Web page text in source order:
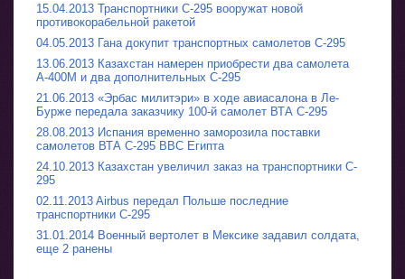
15.04.2013 Транспортники C-295 вооружат новой
противокорабельной ракетой
04.05.2013 Гана докупит транспортных самолетов C-295
13.06.2013 Казахстан намерен приобрести два самолета
А-400М и два дополнительных C-295
21.06.2013 «Эрбас милитэри» в ходе авиасалона в Ле-
Бурже передала заказчику 100-й самолет ВТА C-295
28.08.2013 Испания временно заморозила поставки
самолетов ВТА C-295 ВВС Египта
24.10.2013 Казахстан увеличил заказ на транспортники C-
295
02.11.2013 Airbus передал Польше последние
транспортники C-295
31.01.2014 Военный вертолет в Мексике задавил солдата,
еще 2 ранены